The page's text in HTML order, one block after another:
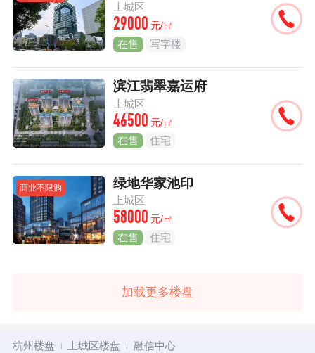
上城区
29000 元/㎡
在售 写字楼
滨江翡翠嘉运府
上城区
46500 元/㎡
在售 住宅
商业不限购 绿地华家池印
上城区
58000 元/㎡
在售 住宅
加载更多楼盘
杭州楼盘 上城区楼盘 融信中心